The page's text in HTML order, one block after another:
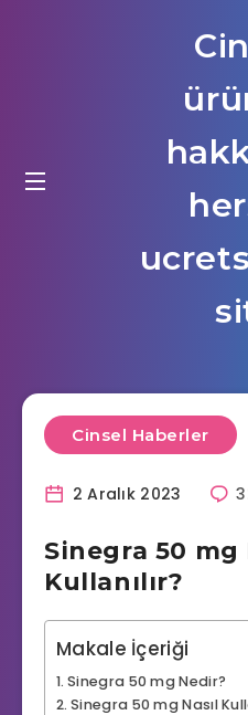
Cinsel Haberler
2 Aralık 2023
Sinegra 50 mg
Kullanılır?
Makale İçeriği
Sinegra 50 mg Nedir?
Sinegra 50 mg Nasıl